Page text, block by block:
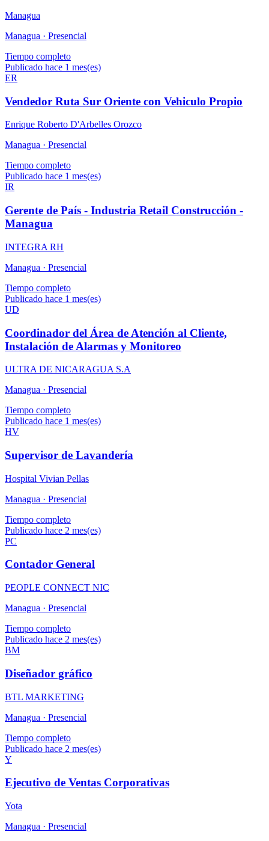
Managua
Managua · Presencial
Tiempo completo
Publicado hace 1 mes(es)
ER
Vendedor Ruta Sur Oriente con Vehiculo Propio
Enrique Roberto D'Arbelles Orozco
Managua · Presencial
Tiempo completo
Publicado hace 1 mes(es)
IR
Gerente de País - Industria Retail Construcción -
Managua
INTEGRA RH
Managua · Presencial
Tiempo completo
Publicado hace 1 mes(es)
UD
Coordinador del Área de Atención al Cliente,
Instalación de Alarmas y Monitoreo
ULTRA DE NICARAGUA S.A
Managua · Presencial
Tiempo completo
Publicado hace 1 mes(es)
HV
Supervisor de Lavandería
Hospital Vivian Pellas
Managua · Presencial
Tiempo completo
Publicado hace 2 mes(es)
PC
Contador General
PEOPLE CONNECT NIC
Managua · Presencial
Tiempo completo
Publicado hace 2 mes(es)
BM
Diseñador gráfico
BTL MARKETING
Managua · Presencial
Tiempo completo
Publicado hace 2 mes(es)
Y
Ejecutivo de Ventas Corporativas
Yota
Managua · Presencial